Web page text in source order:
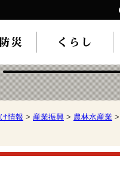
情報 > 産業振興 > 農林水産業 >